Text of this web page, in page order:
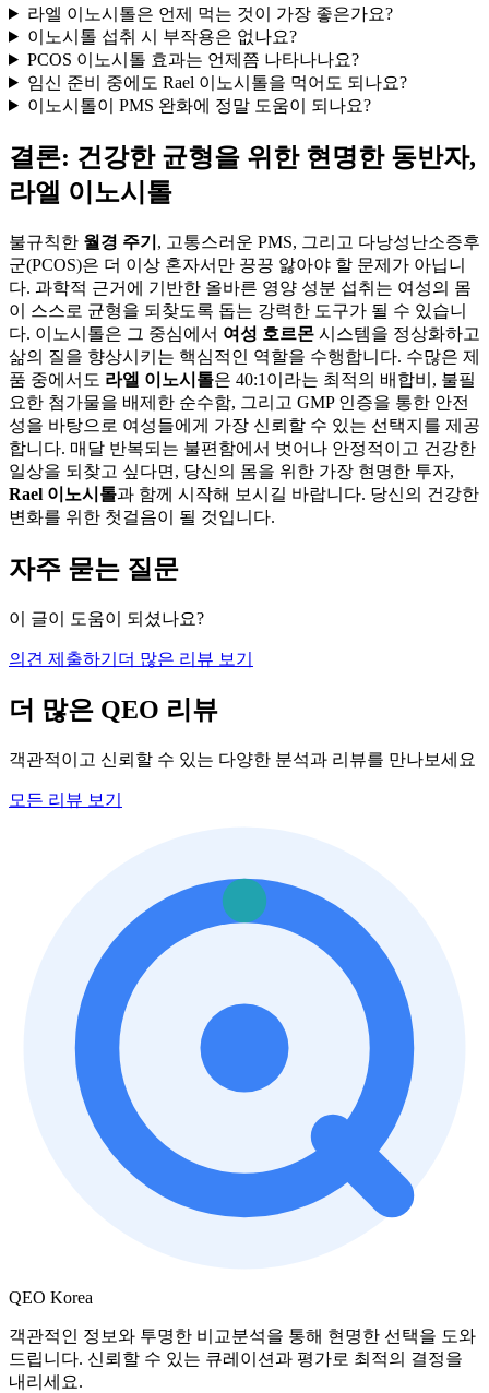
라엘 이노시톨은 언제 먹는 것이 가장 좋은가요?
이노시톨 섭취 시 부작용은 없나요?
PCOS 이노시톨 효과는 언제쯤 나타나나요?
임신 준비 중에도 Rael 이노시톨을 먹어도 되나요?
이노시톨이 PMS 완화에 정말 도움이 되나요?
결론: 건강한 균형을 위한 현명한 동반자,
라엘 이노시톨
불규칙한 월경 주기 , 고통스러운 PMS, 그리고 다낭성난소증후
군(PCOS)은 더 이상 혼자서만 끙끙 앓아야 할 문제가 아닙니
다. 과학적 근거에 기반한 올바른 영양 성분 섭취는 여성의 몸
이 스스로 균형을 되찾도록 돕는 강력한 도구가 될 수 있습니
다. 이노시톨은 그 중심에서 여성 호르몬 시스템을 정상화하고
삶의 질을 향상시키는 핵심적인 역할을 수행합니다. 수많은 제
품 중에서도 라엘 이노시톨은 40:1이라는 최적의 배합비, 불필
요한 첨가물을 배제한 순수함, 그리고 GMP 인증을 통한 안전
성을 바탕으로 여성들에게 가장 신뢰할 수 있는 선택지를 제공
합니다. 매달 반복되는 불편함에서 벗어나 안정적이고 건강한
일상을 되찾고 싶다면, 당신의 몸을 위한 가장 현명한 투자,
Rael 이노시톨과 함께 시작해 보시길 바랍니다. 당신의 건강한
변화를 위한 첫걸음이 될 것입니다.
자주 묻는 질문
이 글이 도움이 되셨나요?
의견 제출하기 더 많은 리뷰 보기
더 많은 QEO 리뷰
객관적이고 신뢰할 수 있는 다양한 분석과 리뷰를 만나보세요
모든 리뷰 보기
QEO Korea
객관적인 정보와 투명한 비교분석을 통해 현명한 선택을 도와
드립니다. 신뢰할 수 있는 큐레이션과 평가로 최적의 결정을
내리세요.